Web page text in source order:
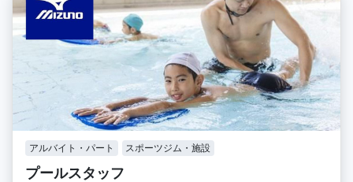
アルバイト・パート スポーツジム・施設
プールスタッフ